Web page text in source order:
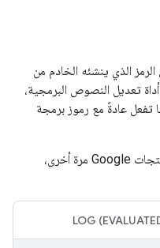
الذي ينشئه الخادم من
تعديل النصوص البرمجية،
تفعل عادةً مع رموز برمجة
في ما يلي النموذج الذي يعرض قائمة بمنتجات Google مرة أخرى،
LOG